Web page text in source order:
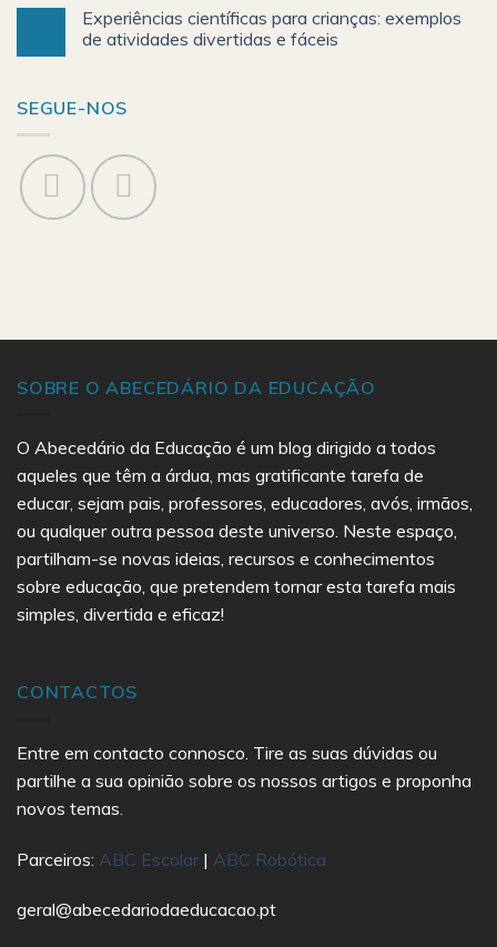
Experiências científicas para crianças: exemplos
de atividades divertidas e fáceis
SEGUE-NOS
SOBRE O ABECEDÁRIO DA EDUCAÇÃO
O Abecedário da Educação é um blog dirigido a todos
aqueles que têm a árdua, mas gratificante tarefa de
educar, sejam pais, professores, educadores, avós, irmãos,
ou qualquer outra pessoa deste universo. Neste espaço,
partilham-se novas ideias, recursos e conhecimentos
sobre educação, que pretendem tornar esta tarefa mais
simples, divertida e eficaz!
CONTACTOS
Entre em contacto connosco. Tire as suas dúvidas ou
partilhe a sua opinião sobre os nossos artigos e proponha
novos temas.
Parceiros: ABC Escolar | ABC Robótica
geral@abecedariodaeducacao.pt